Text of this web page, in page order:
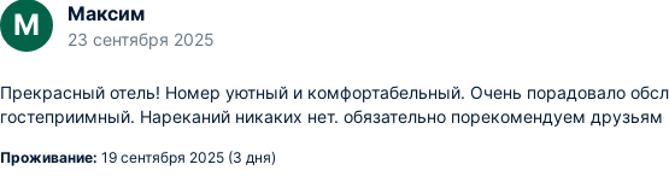
М Максим
23 сентября 2025
Прекрасный отель! Номер уютный и комфортабельный. Очень порадовало
гостеприимный. Нареканий никаких нет. обязательно порекомендуем друзьям
Проживание: 19 сентября 2025 (3 дня)